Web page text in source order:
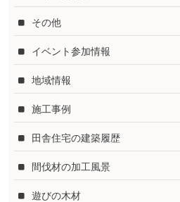
その他
イベント参加情報
地域情報
施工事例
田舎住宅の建築履歴
間伐材の加工風景
遊びの木材